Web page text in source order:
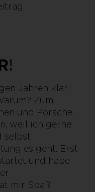
!
Jahren klar:
Zum
und Porsche
weil ich gerne
selbst
es geht. Erst
und habe
mir Spaß